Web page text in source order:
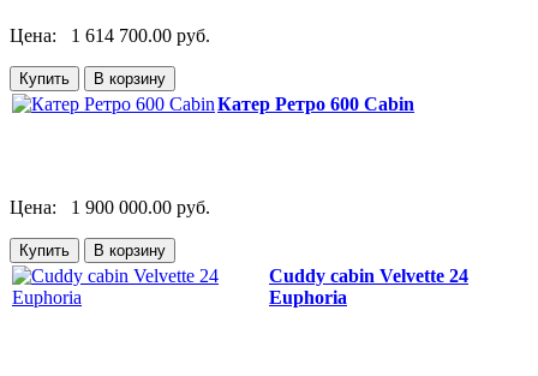
Цена: 1 614 700.00 руб.
Катер Ретро 600 Cabin
Цена: 1 900 000.00 руб.
Cuddy cabin Velvette 24
Euphoria